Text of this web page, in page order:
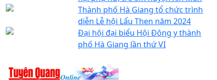
Thành phố Hà Giang tổ chức trình
diễn Lễ hội Lẩu Then năm 2024
Đại hội đại biểu Hội Đông y thành
phố Hà Giang lần thứ VI